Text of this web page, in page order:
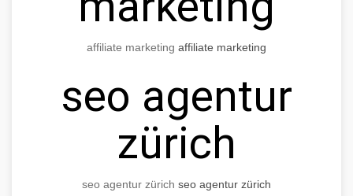
affiliate marketing affiliate marketing
seo agentur
zürich
seo agentur zürich seo agentur zürich